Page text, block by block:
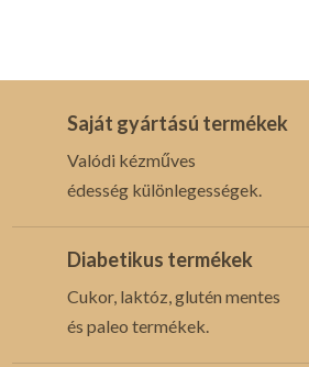
Saját gyártású termékek
Valódi kézműves
édesség különlegességek.
Diabetikus termékek
Cukor, laktóz, glutén mentes
és paleo termékek.